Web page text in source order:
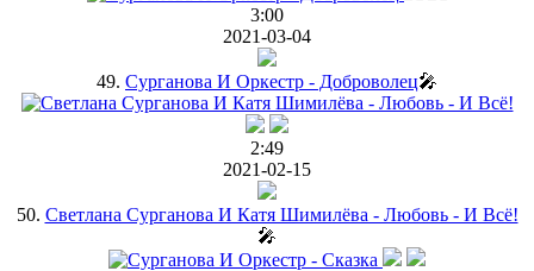
3:00
2021-03-04
49. Сурганова И Оркестр - Доброволец🎤
2:49
2021-02-15
50. Светлана Сурганова И Катя Шимилёва - Любовь - И Всё!
🎤